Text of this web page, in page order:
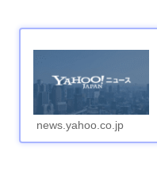
news.yahoo.co.jp